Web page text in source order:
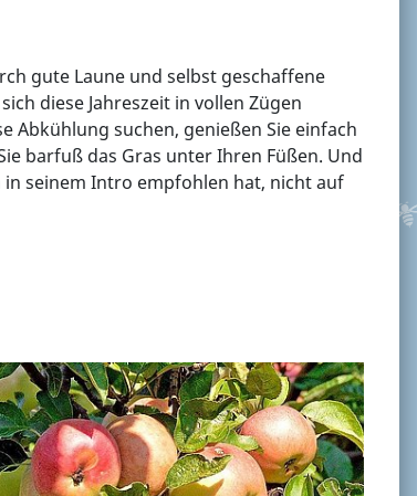
gute Laune und selbst geschaffene
diese Jahreszeit in vollen Zügen
Abkühlung suchen, genießen Sie einfach
barfuß das Gras unter Ihren Füßen. Und
in seinem Intro empfohlen hat, nicht auf